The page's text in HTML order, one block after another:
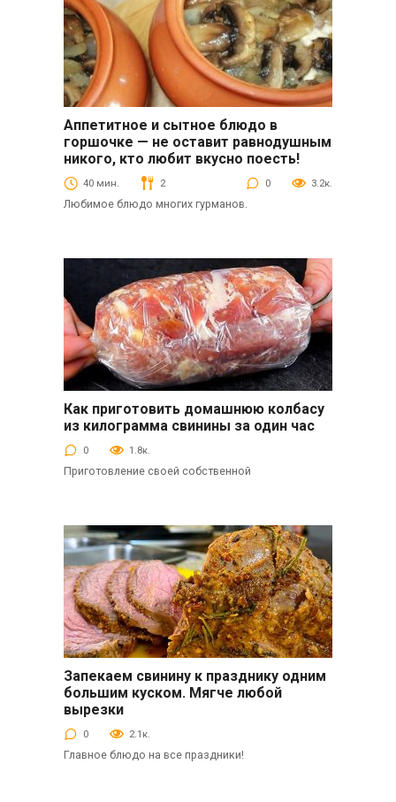
Аппетитное и сытное блюдо в
горшочке — не оставит равнодушным
никого, кто любит вкусно поесть!
40 мин. 2 0 3.2к.
Любимое блюдо многих гурманов.
Закуски
Как приготовить домашнюю колбасу
из килограмма свинины за один час
0 1.8к.
Приготовление своей собственной
Запекаем свинину к празднику одним
большим куском. Мягче любой
вырезки
0 2.1к.
Главное блюдо на все праздники!